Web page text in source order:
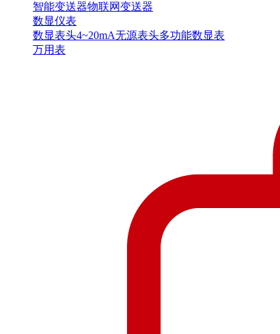
智能变送器物联网变送器
数显仪表
数显表头4~20mA无源表头多功能数显表
万用表